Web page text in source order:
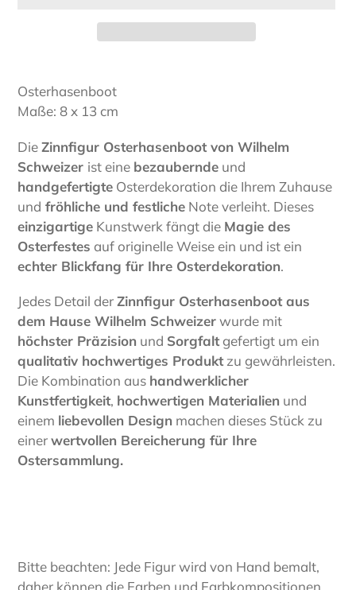
wird
zum
hinzugefügt
Osterhasenboot
Maße: 8 x 13 cm
DieZinnfigur Osterhasenboot von Wilhelm
Schweizer ist eine bezaubernde und
handgefertigte Osterdekoration die Ihrem Zuhause
und fröhliche und festliche Note verleiht. Dieses
einzigartige Kunstwerk fängt die Magie des
Osterfestes auf originelle Weise ein und ist ein
echter Blickfang für Ihre Osterdekoration.
Jedes Detail derZinnfigur Osterhasenboot aus
dem Hause Wilhelm Schweizerwurde mit
höchster Präzision und Sorgfaltgefertigt um ein
qualitativ hochwertiges Produkt zu gewährleisten.
Die Kombination aus handwerklicher
Kunstfertigkeit, hochwertigen Materialien und
einem liebevollen Design machen dieses Stück zu
einerwertvollen Bereicherung für Ihre
Ostersammlung.
Bitte beachten: Jede Figur wird von Hand bemalt,
daher können die Farben und Farbkompositionen